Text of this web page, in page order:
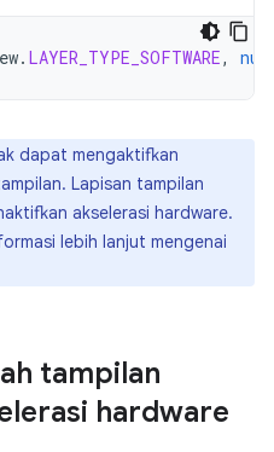
. LAYER_TYPE_SOFTWARE,
dapat mengaktifkan
Lapisan tampilan
akselerasi hardware.
lebih lanjut mengenai
tampilan
hardware